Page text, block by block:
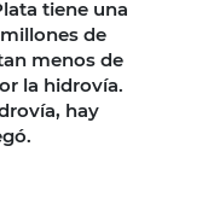
tiene una
de
menos de
la hidrovía.
hay